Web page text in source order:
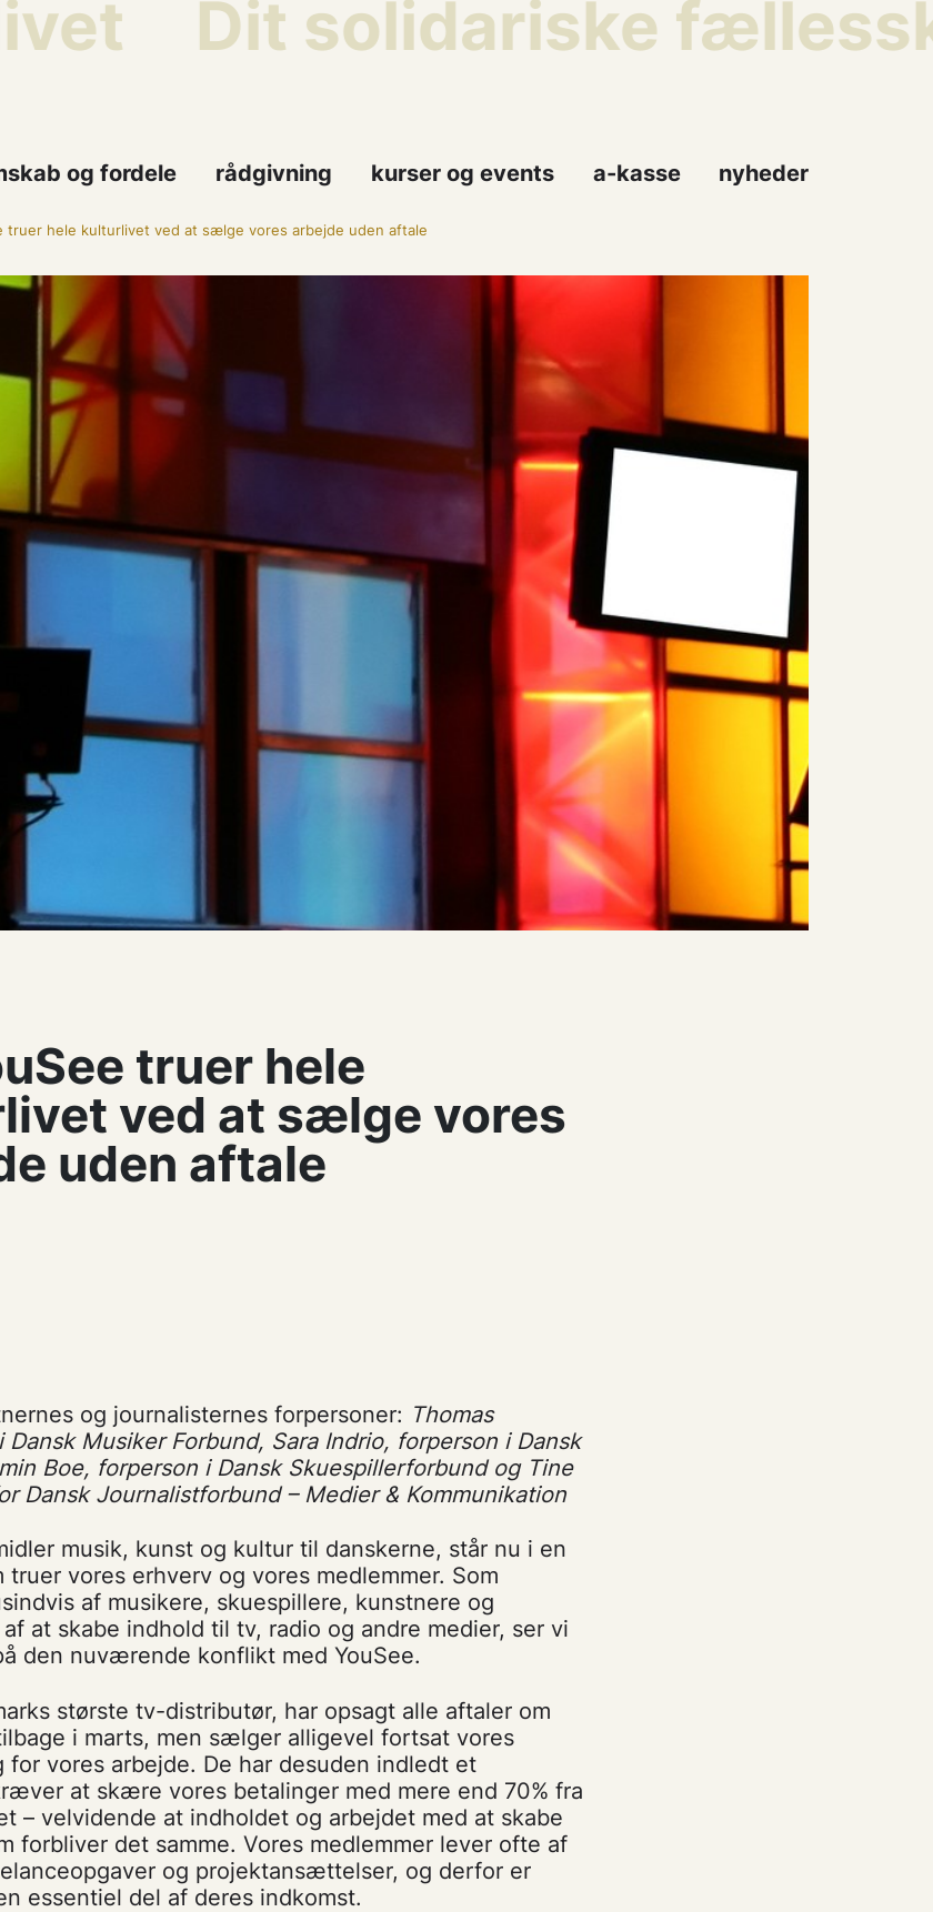
Dit solidariske
og fordele rådgivning kurser og events a-kasse nyheder
truer hele kulturlivet ved at sælge vores arbejde uden aftale
truer hele
ved at sælge vores
uden aftale
og journalisternes forpersoner: Thomas
Musiker Forbund, Sara Indrio, forperson i Dansk
Boe, forperson i Dansk Skuespillerforbund og Tine
Dansk Journalistforbund – Medier & Kommunikation
musik, kunst og kultur til danskerne, står nu i en
vores erhverv og vores medlemmer. Som
af musikere, skuespillere, kunstnere og
at skabe indhold til tv, radio og andre medier, ser vi
den nuværende konflikt med YouSee.
største tv-distributør, har opsagt alle aftaler om
i marts, men sælger alligevel fortsat vores
for vores arbejde. De har desuden indledt et
at skære vores betalinger med mere end 70% fra
– velvidende at indholdet og arbejdet med at skabe
forbliver det samme. Vores medlemmer lever ofte af
og projektansættelser, og derfor er
essentiel del af deres indkomst.